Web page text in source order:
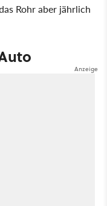
Rohr aber jährlich